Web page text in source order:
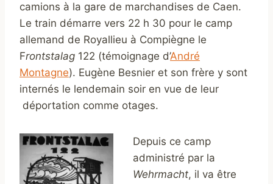
camions à la gare de marchandises de Caen.
Le train démarre vers 22 h 30 pour le camp
allemand de Royallieu à Compiègne le
Frontstalag 122 (témoignage d’André
Montagne). Eugène Besnier et son frère y sont
internés le lendemain soir en vue de leur
déportation comme otages.
Depuis ce camp
administré par la
Wehrmacht, il va être